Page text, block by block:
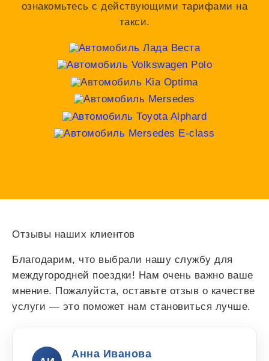
ознакомьтесь с действующими тарифами на
такси.
Отзывы наших клиентов
Благодарим, что выбрали нашу службу для
междугородней поездки! Нам очень важно ваше
мнение. Пожалуйста, оставьте отзыв о качестве
услуги — это поможет нам становиться лучше.
Анна Иванова